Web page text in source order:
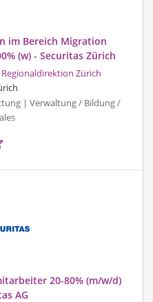
im Bereich Migration
(w) - Securitas Zürich
Regionaldirektion Zürich
| Verwaltung / Bildung /
20-80% (m/w/d)
AG